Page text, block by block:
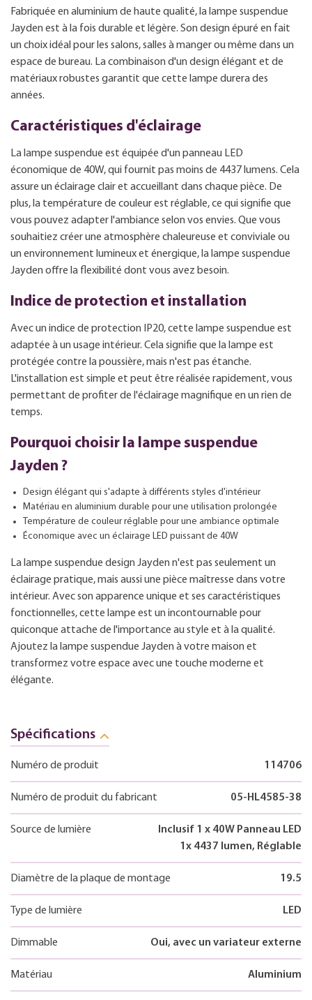
Fabriquée en aluminium de haute qualité, la lampe suspendue
Jayden est à la fois durable et légère. Son design épuré en fait
un choix idéal pour les salons, salles à manger ou même dans un
espace de bureau. La combinaison d'un design élégant et de
matériaux robustes garantit que cette lampe durera des
années.
Caractéristiques d'éclairage
La lampe suspendue est équipée d'un panneau LED
économique de 40W, qui fournit pas moins de 4437 lumens. Cela
assure un éclairage clair et accueillant dans chaque pièce. De
plus, la température de couleur est réglable, ce qui signifie que
vous pouvez adapter l'ambiance selon vos envies. Que vous
souhaitiez créer une atmosphère chaleureuse et conviviale ou
un environnement lumineux et énergique, la lampe suspendue
Jayden offre la flexibilité dont vous avez besoin.
Indice de protection et installation
Avec un indice de protection IP20, cette lampe suspendue est
adaptée à un usage intérieur. Cela signifie que la lampe est
protégée contre la poussière, mais n'est pas étanche.
L'installation est simple et peut être réalisée rapidement, vous
permettant de profiter de l'éclairage magnifique en un rien de
temps.
Pourquoi choisir la lampe suspendue
Jayden ?
Design élégant qui s'adapte à différents styles d'intérieur
Matériau en aluminium durable pour une utilisation prolongée
Température de couleur réglable pour une ambiance optimale
Économique avec un éclairage LED puissant de 40W
La lampe suspendue design Jayden n'est pas seulement un
éclairage pratique, mais aussi une pièce maîtresse dans votre
intérieur. Avec son apparence unique et ses caractéristiques
fonctionnelles, cette lampe est un incontournable pour
quiconque attache de l'importance au style et à la qualité.
Ajoutez la lampe suspendue Jayden à votre maison et
transformez votre espace avec une touche moderne et
élégante.
Spécifications
Numéro de produit 114706
Numéro de produit du fabricant 05-HL4585-38
Source de lumière
Inclusif 1 x 40W Panneau LED
1x 4437 lumen, Réglable
Diamètre de la plaque de montage 19.5
Type de lumière LED
Dimmable Oui, avec un variateur externe
Matériau Aluminium